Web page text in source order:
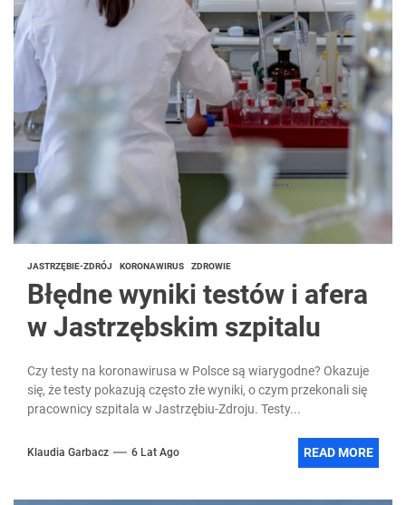
JASTRZĘBIE-ZDRÓJ KORONAWIRUS ZDROWIE
Błędne wyniki testów i afera
w Jastrzębskim szpitalu
Czy testy na koronawirusa w Polsce są wiarygodne? Okazuje
się, że testy pokazują często złe wyniki, o czym przekonali się
pracownicy szpitala w Jastrzębiu-Zdroju. Testy...
Klaudia Garbacz 6 Lat Ago READ MORE